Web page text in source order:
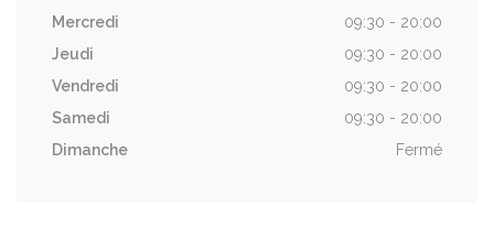
Mercredi
09:30 - 20:00
Jeudi
09:30 - 20:00
Vendredi
09:30 - 20:00
Samedi
09:30 - 20:00
Dimanche
Fermé